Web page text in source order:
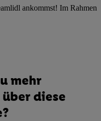
ankommst! Im Rahmen
mehr
diese